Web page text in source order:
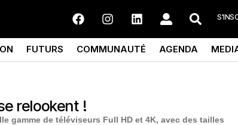
FUTURS COMMUNAUTÉ AGENDA
relookent !
gamme de téléviseurs Full HD et 4K, avec des tailles